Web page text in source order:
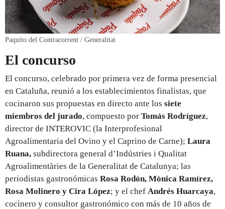
Paquito del Contracorrent / Generalitat
El concurso
El concurso, celebrado por primera vez de forma presencial
en Cataluña, reunió a los establecimientos finalistas, que
cocinaron sus propuestas en directo ante los siete
miembros del jurado, compuesto por Tomás Rodríguez,
director de INTEROVIC (la Interprofesional
Agroalimentaria del Ovino y el Caprino de Carne); Laura
Ruana, subdirectora general d’Indústries i Qualitat
Agroalimentàries de la Generalitat de Catalunya; las
periodistas gastronómicas Rosa Rodón, Mònica Ramírez,
Rosa Molinero y Cira López; y el chef Andrés Huarcaya,
cocinero y consultor gastronómico con más de 10 años de